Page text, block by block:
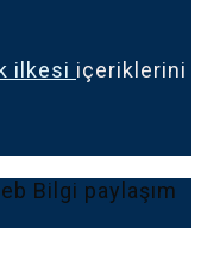
ilkesi içeriklerini
Bilgi paylaşım